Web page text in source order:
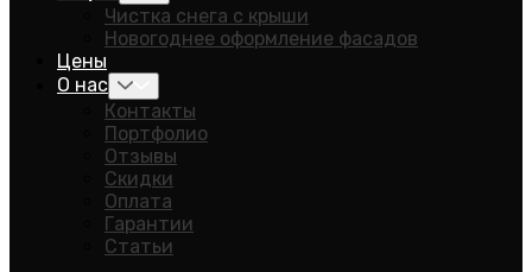
Чистка снега с крыши
Новогоднее оформление фасадов
Цены
О нас
Контакты
Портфолио
Отзывы
Скидки
Оплата
Гарантии
Статьи